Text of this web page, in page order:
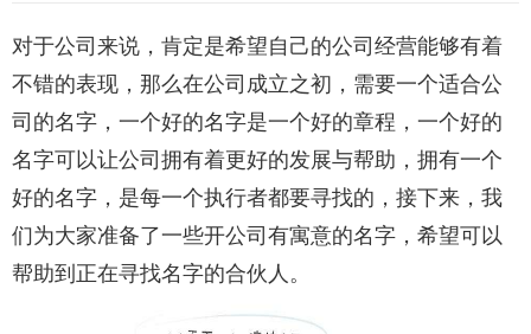
对于公司来说，肯定是希望自己的公司经营能够有着
不错的表现，那么在公司成立之初，需要一个适合公
司的名字，一个好的名字是一个好的章程，一个好的
名字可以让公司拥有着更好的发展与帮助，拥有一个
好的名字，是每一个执行者都要寻找的，接下来，我
们为大家准备了一些开公司有寓意的名字，希望可以
帮助到正在寻找名字的合伙人。